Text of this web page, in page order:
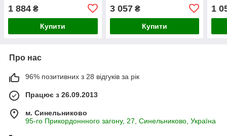
1 884 ₴
Купити
3 057₴
Купити
1
Про нас
96% позитивних з 28 відгуків за рік
Працює з 26.09.2013
м. Синельниково
95-го Прикордоннного загону, 27, Синельниково, Україна